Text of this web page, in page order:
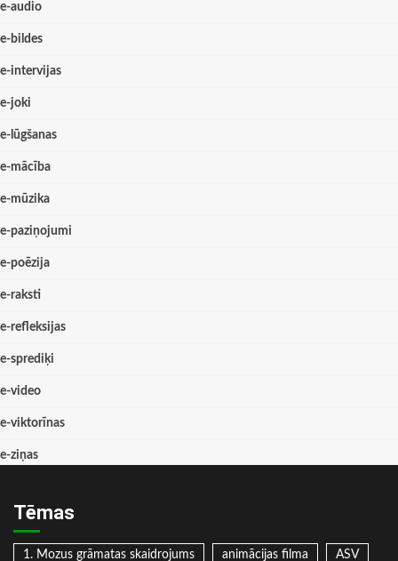
e-audio
e-bildes
e-intervijas
e-joki
e-lūgšanas
e-mācība
e-mūzika
e-paziņojumi
e-poēzija
e-raksti
e-refleksijas
e-sprediķi
e-video
e-viktorīnas
e-ziņas
Tēmas
1. Mozus grāmatas skaidrojums animācijas filma ASV